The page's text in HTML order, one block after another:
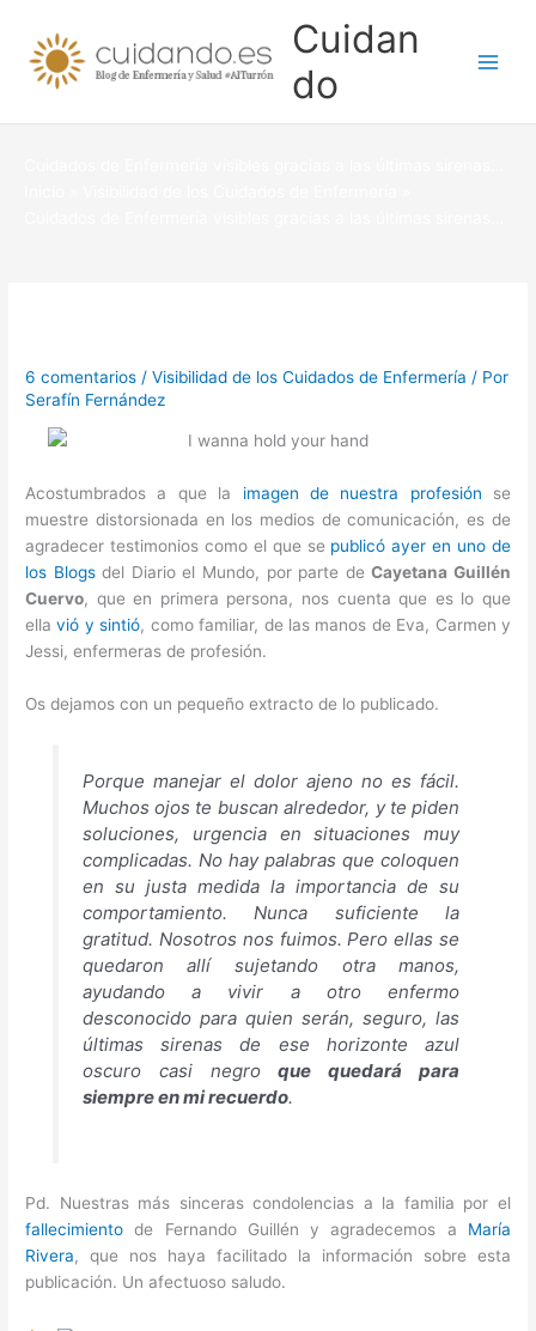
contenido
Cuidan
do
6 comentarios /Visibilidad de los Cuidados de Enfermería / Por
Serafín Fernández
Acostumbrados a que la imagen de nuestra profesión se
muestre distorsionada en los medios de comunicación, es de
agradecer testimonios como el que se publicó ayer en uno de
los Blogsdel Diario el Mundo, por parte deCayetana Guillén
Cuervo, que en primera persona, nos cuenta que es lo que
ellavió y sintió, como familiar, de las manos de Eva, Carmen y
Jessi, enfermeras de profesión.
Os dejamos con un pequeño extracto de lo publicado.
Porque manejar el dolor ajeno no es fácil.
Muchos ojos te buscan alrededor, y te piden
soluciones, urgencia en situaciones muy
complicadas. No hay palabras que coloquen
en su justa medida la importancia de su
comportamiento. Nunca suficiente la
gratitud. Nosotros nos fuimos. Pero ellas se
quedaron allí sujetando otra manos,
ayudando a vivir a otro enfermo
desconocido para quien serán, seguro, las
últimas sirenas de ese horizonte azul
oscuro casi negroque quedará para
siempre en mi recuerdo.
Pd. Nuestras más sinceras condolencias a la familia por el
fallecimiento de Fernando Guillén y agradecemos a María
Rivera, que nos haya facilitado la información sobre esta
publicación. Un afectuoso saludo.